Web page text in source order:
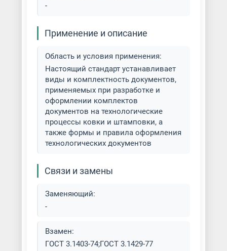
Штамповка меди
Штамповка металлов разных
Штамповка нержавеющей стали
Штамповка стали
Штамповка титана
-
Применение и описание
Область и условия применения:
Настоящий стандарт устанавливает
виды и комплектность документов,
применяемых при разработке и
оформлении комплектов
документов на технологические
процессы ковки и штамповки, а
также формы и правила оформления
технологических документов
Связи и замены
Заменяющий:
-
Взамен:
ГОСТ 3.1403-74;ГОСТ 3.1429-77